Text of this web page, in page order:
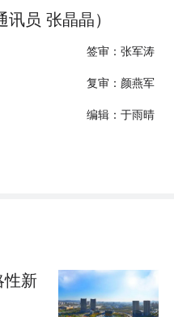
员 张晶晶）
签审：张军涛
复审：颜燕军
编辑：于雨晴
性新